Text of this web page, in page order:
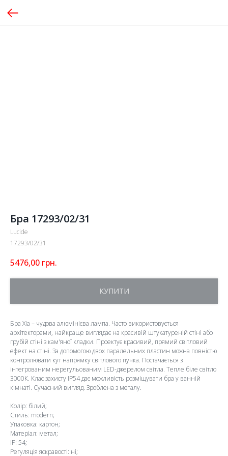
Бра 17293/02/31
Lucide
17293/02/31
5476,00 грн.
КУПИТИ
Бра Xia – чудова алюмінієва лампа. Часто використовується
архітекторами, найкраще виглядає на красивій штукатуреній стіні або
грубій стіні з кам'яної кладки. Проектує красивий, прямий світловий
ефект на стіні. За допомогою двох паралельних пластин можна повністю
контролювати кут напрямку світлового пучка. Постачається з
інтегрованим нерегульованим LED-джерелом світла. Тепле біле світло
3000К. Клас захисту IP54 дає можливість розміщувати бра у ванній
кімнаті. Сучасний вигляд. Зроблена з металу.
Колір: білий;
Стиль: modern;
Упаковка: картон;
Матеріал: метал;
IP: 54;
Регуляція яскравості: ні;